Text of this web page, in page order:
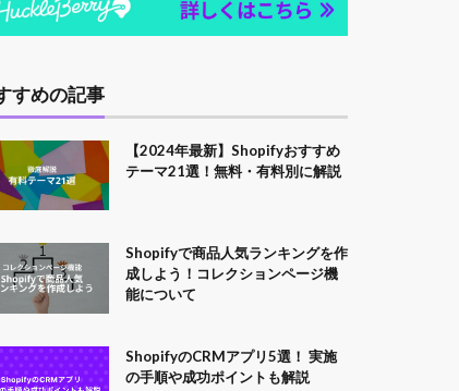
すめの記事
【2024年最新】Shopifyおすすめ
テーマ21選！無料・有料別に解説
Shopifyで商品人気ランキングを作
成しよう！コレクションページ機
能について
ShopifyのCRMアプリ5選！ 実施
の手順や成功ポイントも解説